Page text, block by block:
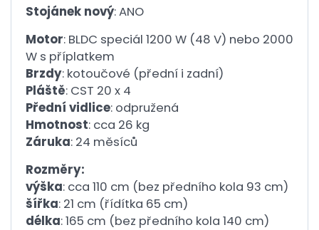
Stojánek nový: ANO
Motor: BLDC speciál 1200 W (48 V) nebo 2000
W s příplatkem
Brzdy: kotoučové (přední i zadní)
Pláště: CST 20 x 4
Přední vidlice: odpružená
Hmotnost: cca 26 kg
Záruka: 24 měsíců
Rozměry:
výška: cca 110 cm (bez předního kola 93 cm)
šířka: 21 cm (řídítka 65 cm)
délka: 165 cm (bez předního kola 140 cm)